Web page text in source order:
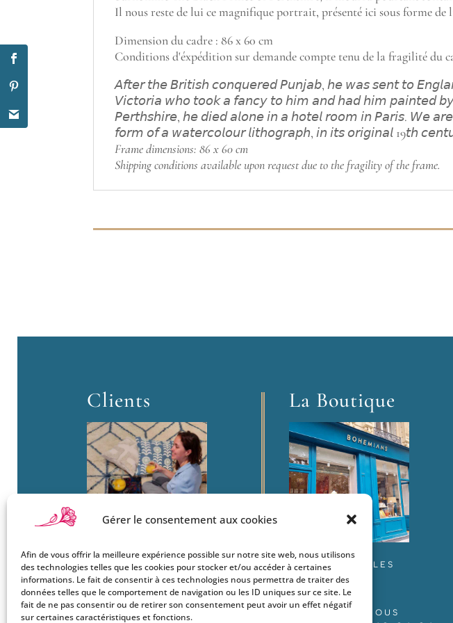
Gérer le consentement aux cookies
Afin de vous offrir la meilleure expérience possible sur notre site web, nous utilisons
des technologies telles que les cookies pour stocker et/ou accéder à certaines
informations. Le fait de consentir à ces technologies nous permettra de traiter des
données telles que le comportement de navigation ou les ID uniques sur ce site. Le
fait de ne pas consentir ou de retirer son consentement peut avoir un effet négatif
sur certaines caractéristiques et fonctions.
Il nous reste de lui ce magnifique portrait, présenté ici sous forme
Dimension du cadre : 86 x 60 cm
Conditions d'éxpédition sur demande compte tenu de la fragilité du
𝘈𝘧𝘵𝘦𝘳 𝘵𝘩𝘦 𝘉𝘳𝘪𝘵𝘪𝘴𝘩 𝘤𝘰𝘯𝘲𝘶𝘦𝘳𝘦𝘥 𝘗𝘶𝘯𝘫𝘢𝘣, 𝘩𝘦 𝘸𝘢𝘴 𝘴𝘦𝘯𝘵 𝘵𝘰
𝘝𝘪𝘤𝘵𝘰𝘳𝘪𝘢 𝘸𝘩𝘰 𝘵𝘰𝘰𝘬 𝘢 𝘧𝘢𝘯𝘤𝘺 𝘵𝘰 𝘩𝘪𝘮 𝘢𝘯𝘥 𝘩𝘢𝘥 𝘩𝘪𝘮 𝘱𝘢𝘪𝘯𝘵𝘦𝘥
𝘗𝘦𝘳𝘵𝘩𝘴𝘩𝘪𝘳𝘦, 𝘩𝘦 𝘥𝘪𝘦𝘥 𝘢𝘭𝘰𝘯𝘦 𝘪𝘯 𝘢 𝘩𝘰𝘵𝘦𝘭 𝘳𝘰𝘰𝘮 𝘪𝘯 𝘗𝘢𝘳𝘪𝘴. 𝘞𝘦
𝘧𝘰𝘳𝘮 𝘰𝘧 𝘢 𝘸𝘢𝘵𝘦𝘳𝘤𝘰𝘭𝘰𝘶𝘳 𝘭𝘪𝘵𝘩𝘰𝘨𝘳𝘢𝘱𝘩, 𝘪𝘯 𝘪𝘵𝘴 𝘰𝘳𝘪𝘨𝘪𝘯𝘢𝘭 19𝘵𝘩
Frame dimensions: 86 x 60 cm
Shipping conditions available upon request due to the fragility of the frame.
Clients
Boutique
Mon Compte
Le Style Bohemians
La Boutique
22 rue Charles
Baudelaire
75012 Paris
Contactez-nous